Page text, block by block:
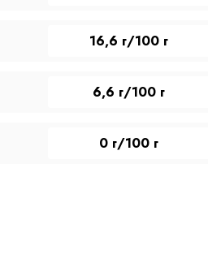
16,6 г/100 г
6,6 г/100 г
0 г/100 г